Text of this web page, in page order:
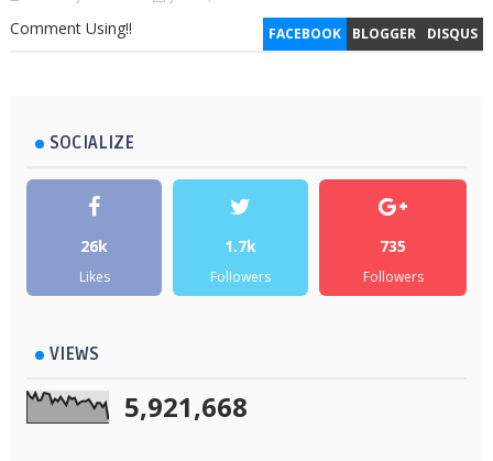
FACEBOOK BLOGGER DISQUS
Comment Using!!
SOCIALIZE
26k
Likes
1.7k
Followers
735
Followers
VIEWS
5,921,668